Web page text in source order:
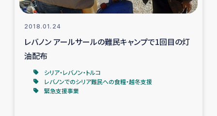
居場所づくり
ガザ空爆被災者への食料支援と農家生産支援
2018.01.24
レバノン アールサールの難民キャンプで1回目の灯
油配布
シリア・レバノン・トルコ
レバノンでのシリア難民への食糧・越冬支援
緊急支援事業